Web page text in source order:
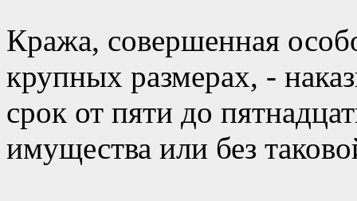
Кража, совершенная
крупных размерах, -
срок от пяти до
имущества или без